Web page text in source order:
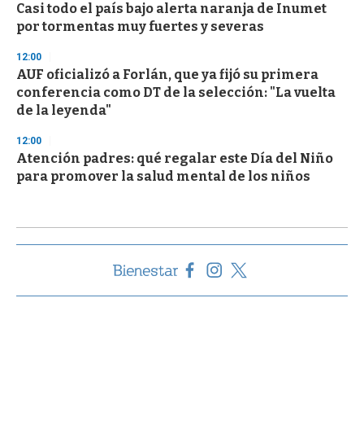
Casi todo el país bajo alerta naranja de Inumet
por tormentas muy fuertes y severas
12:00
AUF oficializó a Forlán, que ya fijó su primera
conferencia como DT de la selección: "La vuelta
de la leyenda"
12:00
Atención padres: qué regalar este Día del Niño
para promover la salud mental de los niños